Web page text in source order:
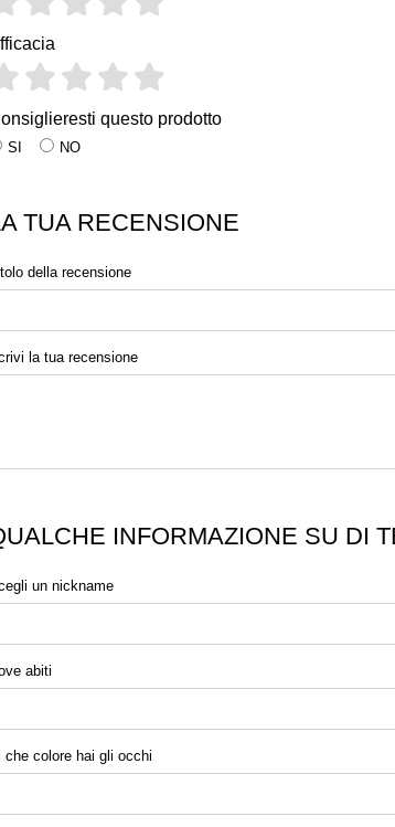
questo prodotto
SI NO
TUA RECENSIONE
della recensione
la tua recensione
INFORMAZIONE SU DI
un nickname
abiti
che colore hai gli occhi